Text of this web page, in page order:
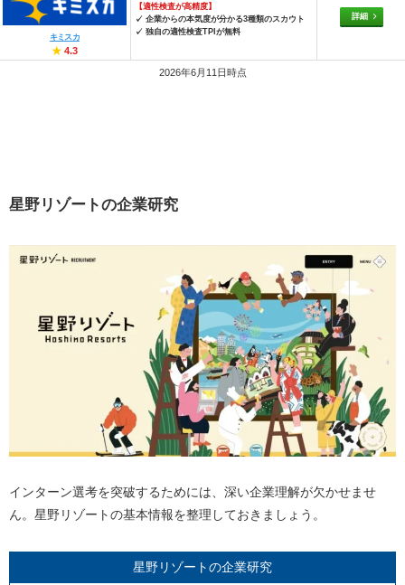
キミスカ
★4.3
【適性検査が高精度】
✓ 企業からの本気度が分かる3種類のスカウト
✓ 独自の適性検査TPIが無料
詳細
2026年6月11日時点
星野リゾートの企業研究
インターン選考を突破するためには、深い企業理解が欠かせませ
ん。星野リゾートの基本情報を整理しておきましょう。
星野リゾートの企業研究